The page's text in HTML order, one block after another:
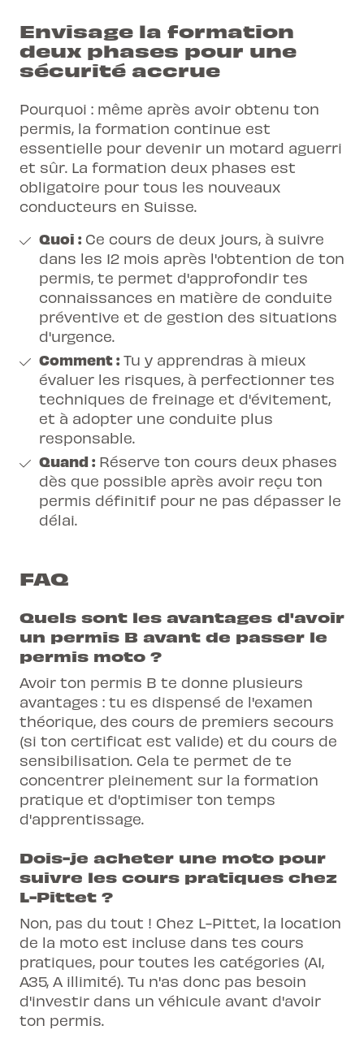
Envisage la formation
deux phases pour une
sécurité accrue
Pourquoi : même après avoir obtenu ton
permis, la formation continue est
essentielle pour devenir un motard aguerri
et sûr. La formation deux phases est
obligatoire pour tous les nouveaux
conducteurs en Suisse.
Quoi : Ce cours de deux jours, à suivre
dans les 12 mois après l'obtention de ton
permis, te permet d'approfondir tes
connaissances en matière de conduite
préventive et de gestion des situations
d'urgence.
Comment : Tu y apprendras à mieux
évaluer les risques, à perfectionner tes
techniques de freinage et d'évitement,
et à adopter une conduite plus
responsable.
Quand : Réserve ton cours deux phases
dès que possible après avoir reçu ton
permis définitif pour ne pas dépasser le
délai.
FAQ
Quels sont les avantages d'avoir
un permis B avant de passer le
permis moto ?
Avoir ton permis B te donne plusieurs
avantages : tu es dispensé de l'examen
théorique, des cours de premiers secours
(si ton certificat est valide) et du cours de
sensibilisation. Cela te permet de te
concentrer pleinement sur la formation
pratique et d'optimiser ton temps
d'apprentissage.
Dois-je acheter une moto pour
suivre les cours pratiques chez
L-Pittet ?
Non, pas du tout ! Chez L-Pittet, la location
de la moto est incluse dans tes cours
pratiques, pour toutes les catégories (A1,
A35, A illimité). Tu n'as donc pas besoin
d'investir dans un véhicule avant d'avoir
ton permis.